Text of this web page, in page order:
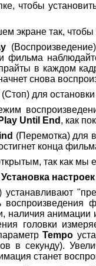
чтобы
экране так,
фильма
в каждом
снова
(Стоп) для
Play Until End , как
(Перемотка) для
конца
так как мы
Установка
воспроизведения
наличия
головки
Tempo
в секунду).
станет